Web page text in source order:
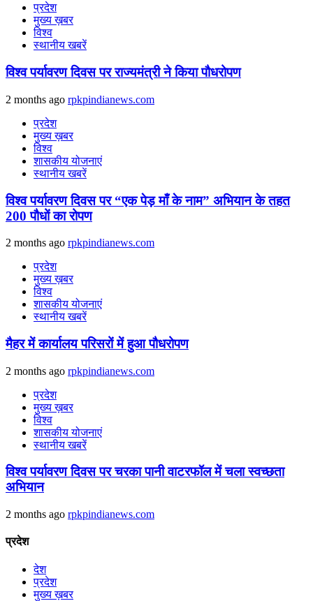
प्रदेश
मुख्य ख़बर
विश्व
स्थानीय खबरें
विश्व पर्यावरण दिवस पर राज्यमंत्री ने किया पौधरोपण
2 months ago rpkpindianews.com
प्रदेश
मुख्य ख़बर
विश्व
शासकीय योजनाएं
स्थानीय खबरें
विश्व पर्यावरण दिवस पर “एक पेड़ माँ के नाम” अभियान के तहत
200 पौधों का रोपण
2 months ago rpkpindianews.com
प्रदेश
मुख्य ख़बर
विश्व
शासकीय योजनाएं
स्थानीय खबरें
मैहर में कार्यालय परिसरों में हुआ पौधरोपण
2 months ago rpkpindianews.com
प्रदेश
मुख्य ख़बर
विश्व
शासकीय योजनाएं
स्थानीय खबरें
विश्व पर्यावरण दिवस पर चरका पानी वाटरफॉल में चला स्वच्छता
अभियान
2 months ago rpkpindianews.com
प्रदेश
देश
प्रदेश
मुख्य ख़बर